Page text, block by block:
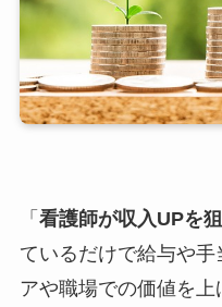
「 看護師が収入UPを
ているだけで給与や
アや職場での価値を